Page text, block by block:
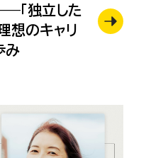
「独立した
想のキャリ
み